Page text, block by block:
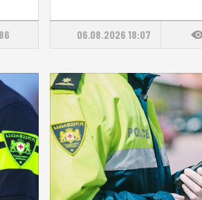
06.08.2026 18:07